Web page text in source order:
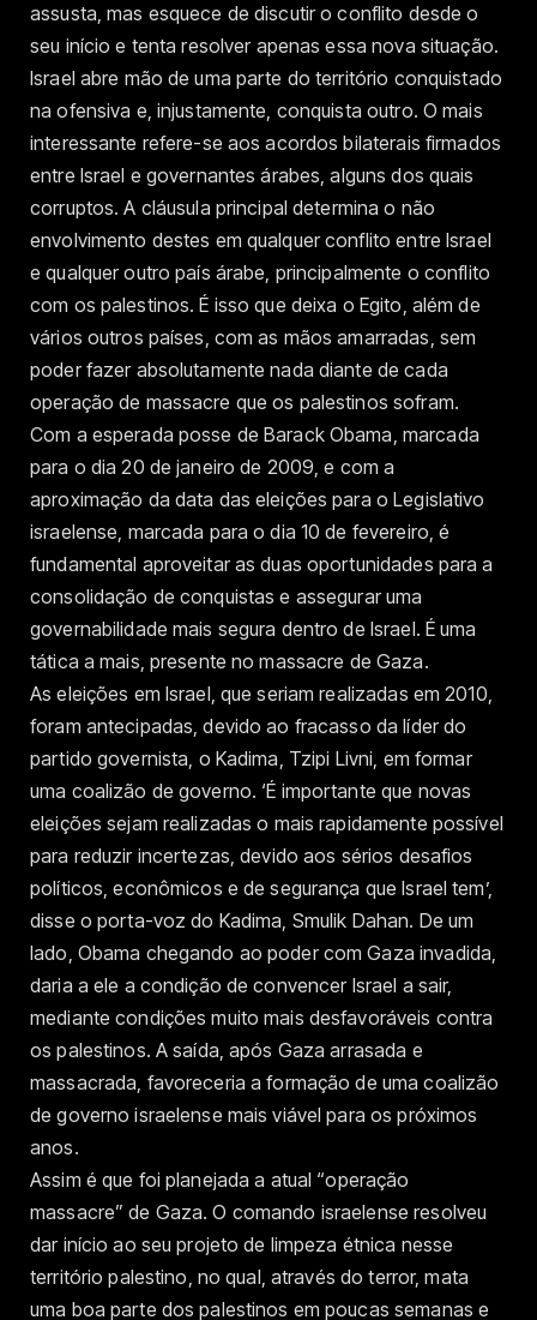
assusta, mas esquece de discutir o conflito desde o
seu início e tenta resolver apenas essa nova situação.
Israel abre mão de uma parte do território conquistado
na ofensiva e, injustamente, conquista outro. O mais
interessante refere-se aos acordos bilaterais firmados
entre Israel e governantes árabes, alguns dos quais
corruptos. A cláusula principal determina o não
envolvimento destes em qualquer conflito entre Israel
e qualquer outro país árabe, principalmente o conflito
com os palestinos. É isso que deixa o Egito, além de
vários outros países, com as mãos amarradas, sem
poder fazer absolutamente nada diante de cada
operação de massacre que os palestinos sofram.
Com a esperada posse de Barack Obama, marcada
para o dia 20 de janeiro de 2009, e com a
aproximação da data das eleições para o Legislativo
israelense, marcada para o dia 10 de fevereiro, é
fundamental aproveitar as duas oportunidades para a
consolidação de conquistas e assegurar uma
governabilidade mais segura dentro de Israel. É uma
tática a mais, presente no massacre de Gaza.
As eleições em Israel, que seriam realizadas em 2010,
foram antecipadas, devido ao fracasso da líder do
partido governista, o Kadima, Tzipi Livni, em formar
uma coalizão de governo. ‘É importante que novas
eleições sejam realizadas o mais rapidamente possível
para reduzir incertezas, devido aos sérios desafios
políticos, econômicos e de segurança que Israel tem’,
disse o porta-voz do Kadima, Smulik Dahan. De um
lado, Obama chegando ao poder com Gaza invadida,
daria a ele a condição de convencer Israel a sair,
mediante condições muito mais desfavoráveis contra
os palestinos. A saída, após Gaza arrasada e
massacrada, favoreceria a formação de uma coalizão
de governo israelense mais viável para os próximos
anos.
Assim é que foi planejada a atual “operação
massacre” de Gaza. O comando israelense resolveu
dar início ao seu projeto de limpeza étnica nesse
território palestino, no qual, através do terror, mata
uma boa parte dos palestinos em poucas semanas e